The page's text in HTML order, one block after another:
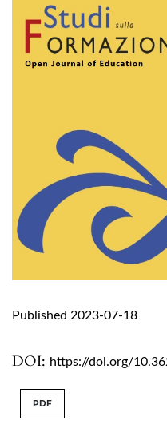
DOI: https://doi.org/
Published 2023-07-18
PDF